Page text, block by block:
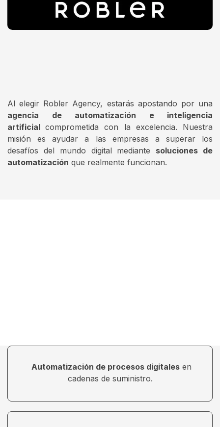
Al elegir Robler Agency, estarás apostando por una
agencia de automatización e inteligencia
artificialcomprometida con la excelencia. Nuestra
misión es ayudar a las empresas a superar los
desafíos del mundo digital mediante soluciones de
automatización que realmente funcionan.
Automatización de procesos digitalesen
cadenas de suministro.